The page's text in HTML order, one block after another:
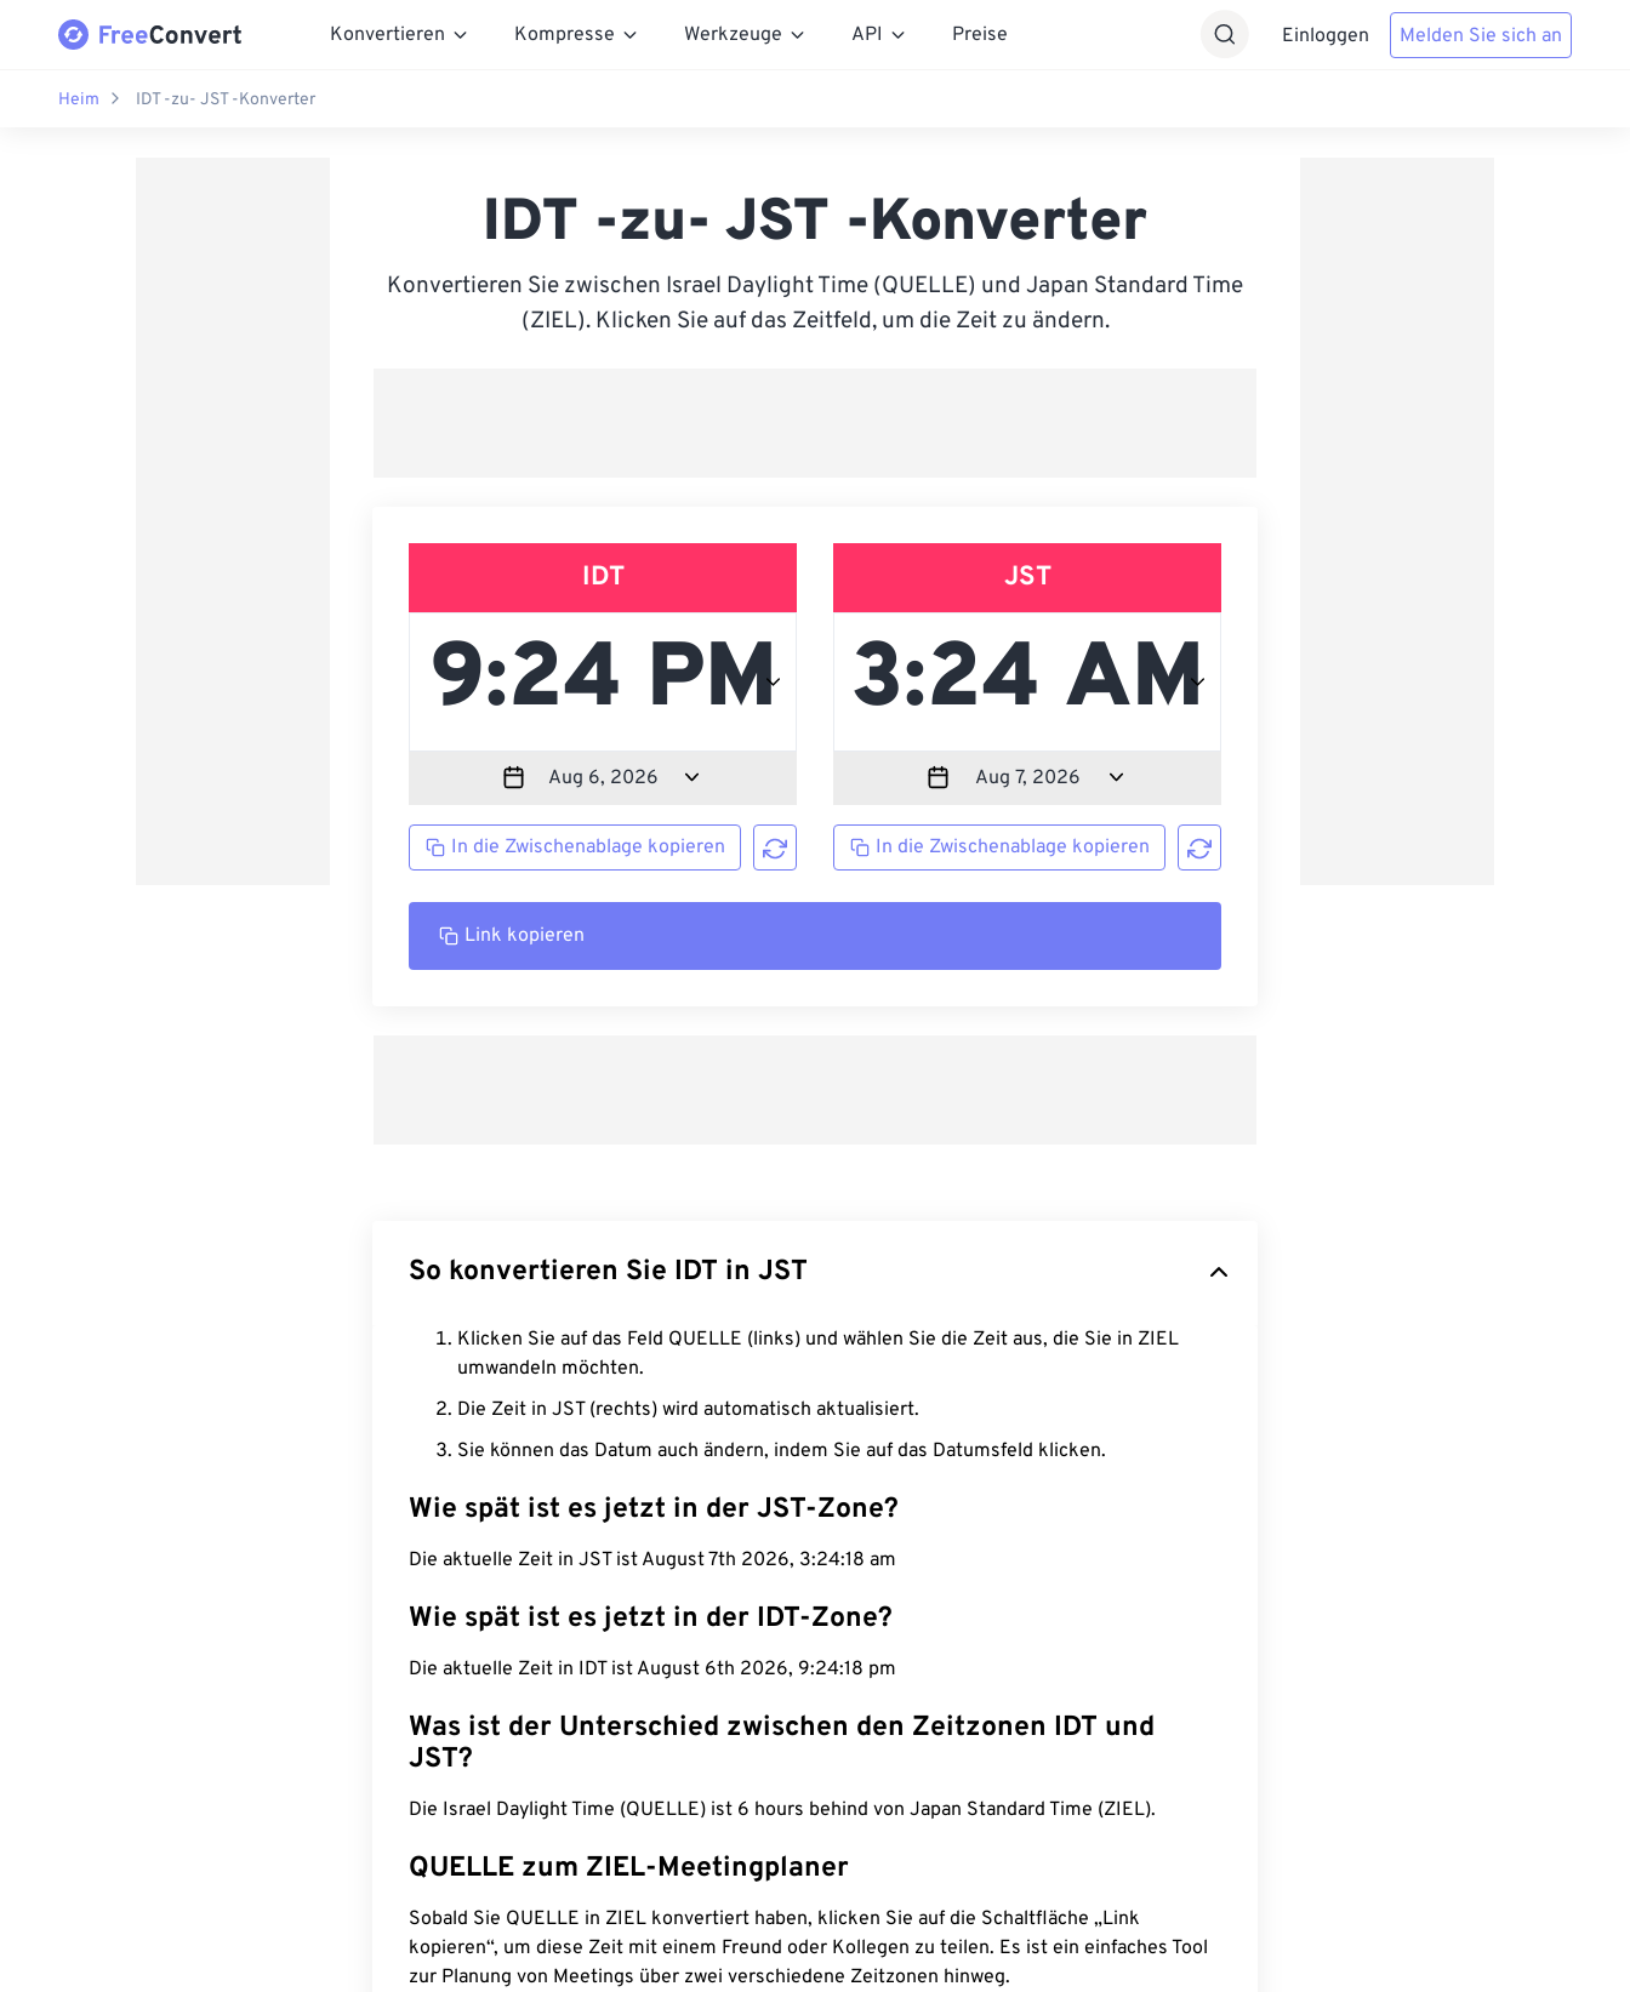
Konvertieren Kompresse Werkzeuge API Preise Einloggen Melden Sie sich an
Heim IDT -zu- JST -Konverter
IDT -zu- JST -Konverter
Konvertieren Sie zwischen Israel Daylight Time (QUELLE) und Japan Standard Time
(ZIEL). Klicken Sie auf das Zeitfeld, um die Zeit zu ändern.
IDT
In die Zwischenablage kopieren
JST
In die Zwischenablage kopieren
Link kopieren
So konvertieren Sie IDT in JST
Klicken Sie auf das Feld QUELLE (links) und wählen Sie die Zeit aus, die Sie in ZIEL
umwandeln möchten.
Die Zeit in JST (rechts) wird automatisch aktualisiert.
Sie können das Datum auch ändern, indem Sie auf das Datumsfeld klicken.
Wie spät ist es jetzt in der JST-Zone?
Die aktuelle Zeit in JST ist August 7th 2026, 3:24:19 am
Wie spät ist es jetzt in der IDT-Zone?
Die aktuelle Zeit in IDT ist August 6th 2026, 9:24:19 pm
Was ist der Unterschied zwischen den Zeitzonen IDT und
JST?
Die Israel Daylight Time (QUELLE) ist 6 hours behind von Japan Standard Time (ZIEL).
QUELLE zum ZIEL-Meetingplaner
Sobald Sie QUELLE in ZIEL konvertiert haben, klicken Sie auf die Schaltfläche „Link
kopieren“, um diese Zeit mit einem Freund oder Kollegen zu teilen. Es ist ein einfaches Tool
zur Planung von Meetings über zwei verschiedene Zeitzonen hinweg.